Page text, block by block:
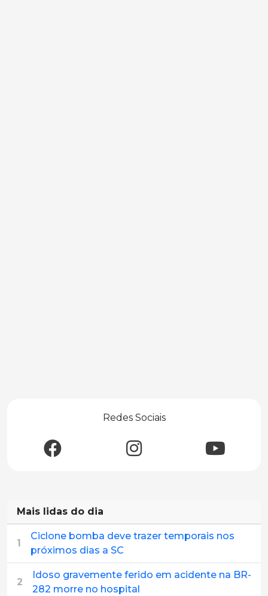
Redes Sociais
Mais lidas do dia
1
Ciclone bomba deve trazer temporais nos
próximos dias a SC
2
Idoso gravemente ferido em acidente na BR-
282 morre no hospital